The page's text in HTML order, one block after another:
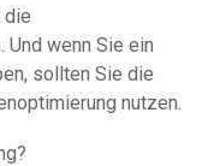
die
Und wenn Sie ein
sollten Sie die
nutzen.